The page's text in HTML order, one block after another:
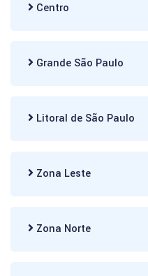
Centro
Grande São Paulo
Litoral de São Paulo
Zona Leste
Zona Norte